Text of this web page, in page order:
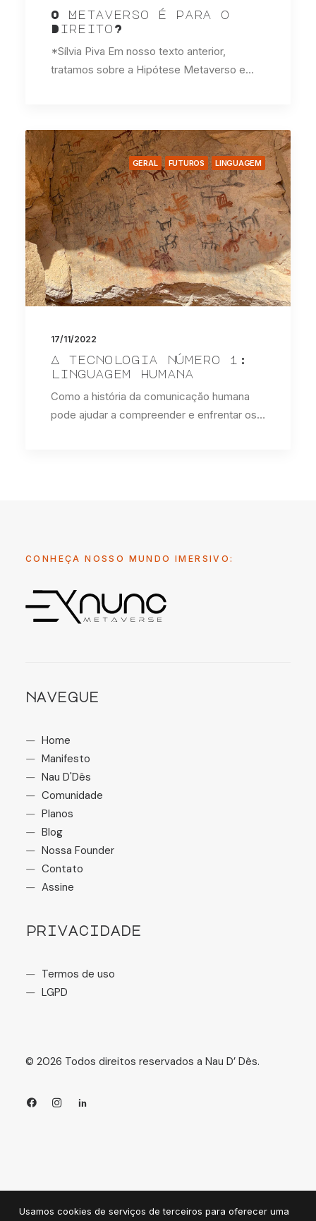
O Metaverso é para o
Direito?
*Sílvia Piva Em nosso texto anterior,
tratamos sobre a Hipótese Metaverso e…
GERAL FUTUROS LINGUAGEM
17/11/2022
A tecnologia número 1:
linguagem humana
Como a história da comunicação humana
pode ajudar a compreender e enfrentar os…
CONHEÇA NOSSO MUNDO IMERSIVO:
navegue
Home
Manifesto
Nau D'Dês
Comunidade
Planos
Blog
Nossa Founder
Contato
Assine
privacidade
Termos de uso
LGPD
© 2026 Todos direitos reservados a Nau D’ Dês.
Usamos cookies de serviços de terceiros para oferecer uma